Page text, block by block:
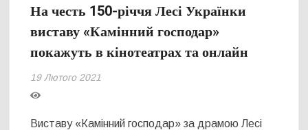
На честь 150-річчя Лесі Українки
виставу «Камінний господар»
покажуть в кінотеатрах та онлайн
19 Лютого 2021
Виставу «Камінний господар» за драмою Лесі